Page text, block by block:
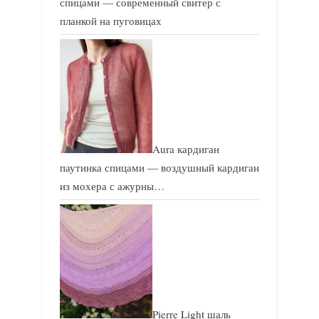
планкой на пуговицах
Aura кардиган
паутинка спицами — воздушный кардиган
из мохера с ажурны…
Pierre Light шаль